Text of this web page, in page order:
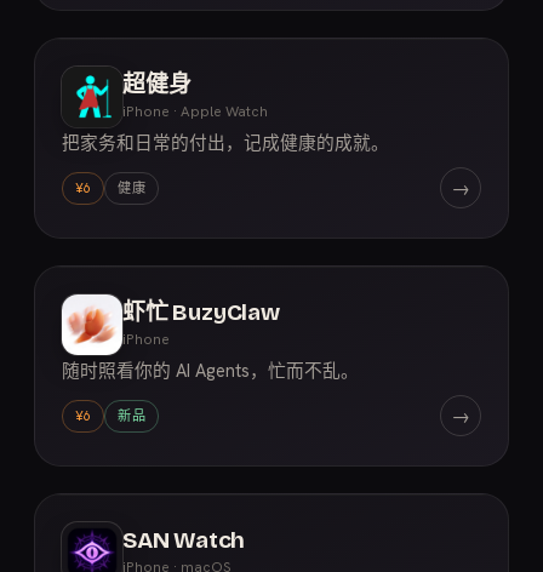
超健身
iPhone · Apple Watch
把家务和日常的付出，记成健康的成就。
¥6 健康 →
虾忙 BuzyClaw
iPhone
随时照看你的 AI Agents，忙而不乱。
¥6 新品 →
SAN Watch
iPhone · macOS